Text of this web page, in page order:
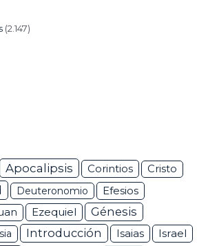
(2.147)
Apocalipsis Corintios Cristo
Deuteronomio Efesios
Ezequiel
Génesis
Introducción Isaias Israel